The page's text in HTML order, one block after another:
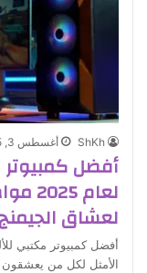
ShKh أغسطس 3, 2025
أفضل
لعشاق الجيمنج
الأمثل لكل من